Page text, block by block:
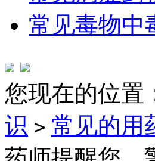
常见毒物中
您现在的位置
识 > 常见的用